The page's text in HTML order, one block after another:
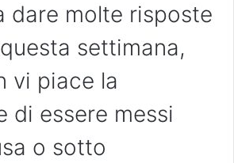
dare molte risposte
settimana,
vi piace la
di essere messi
o sotto